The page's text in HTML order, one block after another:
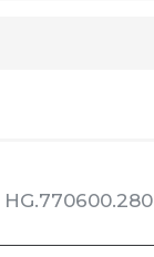
HG.770600.280